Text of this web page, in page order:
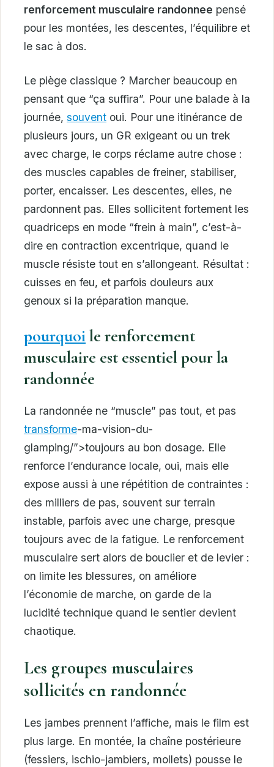
renforcement musculaire randonnee pensé
pour les montées, les descentes, l’équilibre et
le sac à dos.
Le piège classique ? Marcher beaucoup en
pensant que “ça suffira”. Pour une balade à la
journée, souvent oui. Pour une itinérance de
plusieurs jours, un GR exigeant ou un trek
avec charge, le corps réclame autre chose :
des muscles capables de freiner, stabiliser,
porter, encaisser. Les descentes, elles, ne
pardonnent pas. Elles sollicitent fortement les
quadriceps en mode “frein à main”, c’est-à-
dire en contraction excentrique, quand le
muscle résiste tout en s’allongeant. Résultat :
cuisses en feu, et parfois douleurs aux
genoux si la préparation manque.
pourquoile renforcement
musculaire est essentiel pour la
randonnée
La randonnée ne “muscle” pas tout, et pas
transforme-ma-vision-du-
glamping/”>toujours au bon dosage. Elle
renforce l’endurance locale, oui, mais elle
expose aussi à une répétition de contraintes :
des milliers de pas, souvent sur terrain
instable, parfois avec une charge, presque
toujours avec de la fatigue. Le renforcement
musculaire sert alors de bouclier et de levier :
on limite les blessures, on améliore
l’économie de marche, on garde de la
lucidité technique quand le sentier devient
chaotique.
Les groupes musculaires
sollicités en randonnée
Les jambes prennent l’affiche, mais le film est
plus large. En montée, la chaîne postérieure
(fessiers, ischio-jambiers, mollets) pousse le